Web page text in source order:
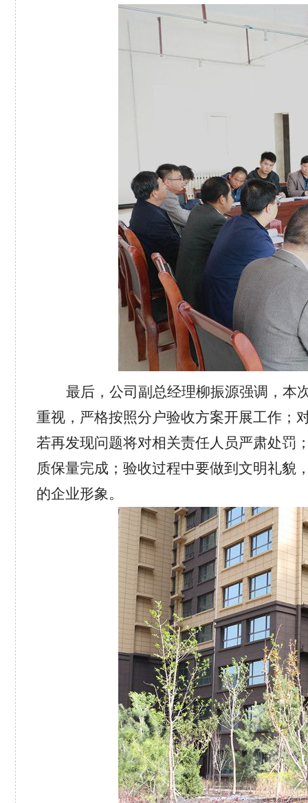
最后，公司副总经理柳振源强调，本
重视，严格按照分户验收方案开展工作；
若再发现问题将对相关责任人员严肃处罚
质保量完成；验收过程中要做到文明礼貌
的企业形象。